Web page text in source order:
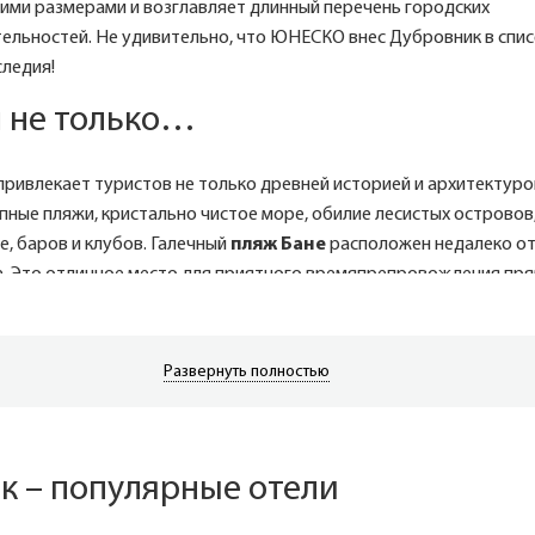
размерами и возглавляет длинный перечень городских
Не удивительно, что ЮНЕСКО внес Дубровник в
только…
туристов не только древней историей и
пляжи, кристально чистое море, обилие лесистых
баров и клубов. Галечный пляж Банерасположен недалеко от
Это отличное место для приятного времяпрепровождения
пляжный волейбол, мини-футбол и водное поло. Главное, не
отдохнуть в тени многочисленных деревьев. Рядом
галечные пляжи, пользующиеся большой популярностью.
Развернуть полностью
– популярные отели